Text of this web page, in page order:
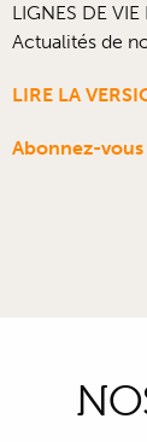
LIGNES DE VIE
Actualités de
LIRE LA
Abonnez-